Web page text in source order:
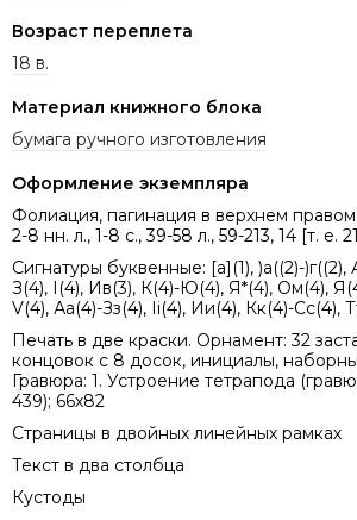
Возраст переплета
18 в.
Материал книжного блока
бумага ручного изготовления
Оформление экземпляра
Фолиация, пагинация в верхнем правом
2-8 нн. л., 1-8 с., 39-58 л., 59-213, 14 [т. е.
Сигнатуры буквенные: [а](1), )а((2)-)г((2),
З(4), І(4), Ив(3), К(4)-Ю(4), Я*(4), Ом(4),
V(4), Аа(4)-Зз(4), Іі(4), Ии(4), Кк(4)-Сс(4),
Печать в две краски. Орнамент: 32
концовок с 8 досок, инициалы,
Гравюра: 1. Устроение тетрапода
439); 66х82
Страницы в двойных линейных рамках
Текст в два столбца
Кустоды